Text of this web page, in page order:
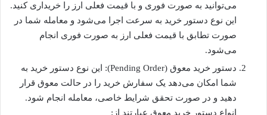
می‌توانید به صورت فوری و با قیمت فعلی ارز را خریداری کنید.
این نوع دستور خرید به سرعت اجرا می‌شود و معامله شما در
صورت تطابق با قیمت فعلی ارز به صورت فوری انجام
می‌شود.
دستور خرید معوق (Pending Order): این نوع دستور خرید به
شما امکان می‌دهد یک سفارش خرید را در حالت معوق قرار
دهید و در صورت تحقق شرایط خاصی، معامله انجام شود.
انواع دستور خرید معوق عبارتند از: